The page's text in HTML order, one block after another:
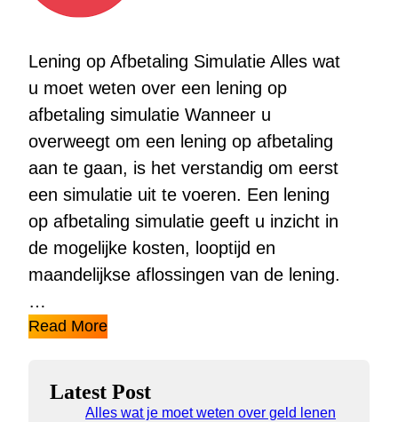
Lening op Afbetaling Simulatie Alles wat
u moet weten over een lening op
afbetaling simulatie Wanneer u
overweegt om een lening op afbetaling
aan te gaan, is het verstandig om eerst
een simulatie uit te voeren. Een lening
op afbetaling simulatie geeft u inzicht in
de mogelijke kosten, looptijd en
maandelijkse aflossingen van de lening.
…
Read More
Latest Post
Alles wat je moet weten over geld lenen